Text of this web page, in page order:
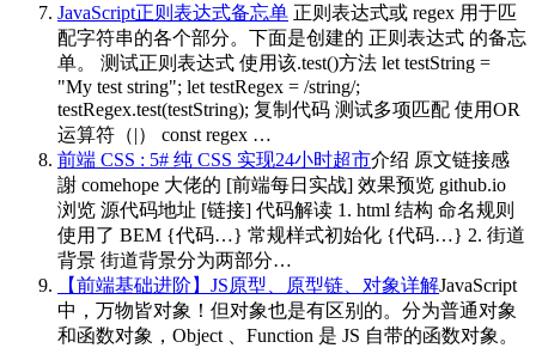
JavaScript正则表达式备忘单 正则表达式或 regex 用于匹
配字符串的各个部分。下面是创建的 正则表达式 的备忘
单。 测试正则表达式 使用该.test()方法 let testString =
"My test string"; let testRegex = /string/;
testRegex.test(testString); 复制代码 测试多项匹配 使用OR
运算符（|） const regex …
前端 CSS : 5# 纯 CSS 实现24小时超市介绍 原文链接感
謝 comehope 大佬的 [前端每日实战] 效果预览 github.io
浏览 源代码地址 [链接] 代码解读 1. html 结构 命名规则
使用了 BEM {代码…} 常规样式初始化 {代码…} 2. 街道
背景 街道背景分为两部分…
【前端基础进阶】JS原型、原型链、对象详解JavaScript
中，万物皆对象！但对象也是有区别的。分为普通对象
和函数对象，Object 、Function 是 JS 自带的函数对象。